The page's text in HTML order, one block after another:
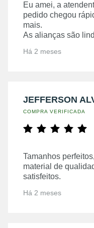
Eu amei, a
pedido chegou
mais.
As alianças são
Há 2 meses
JEFFERSON
COMPRA VERIFICADA
Tamanhos
material de
satisfeitos.
Há 2 meses